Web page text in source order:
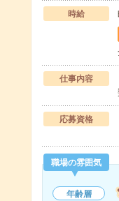
時給
仕事内容
応募資格
職場の雰囲気
年齢層